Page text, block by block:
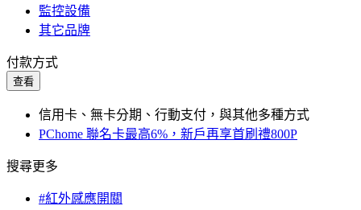
監控設備
其它品牌
付款方式
查看
信用卡、無卡分期、行動支付，與其他多種方式
PChome 聯名卡最高6%，新戶再享首刷禮800P
搜尋更多
#紅外感應開關